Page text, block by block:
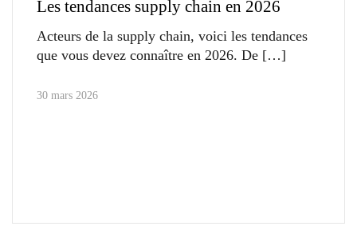
Les tendances supply chain en 2026
Acteurs de la supply chain, voici les tendances
que vous devez connaître en 2026. De
30 mars 2026